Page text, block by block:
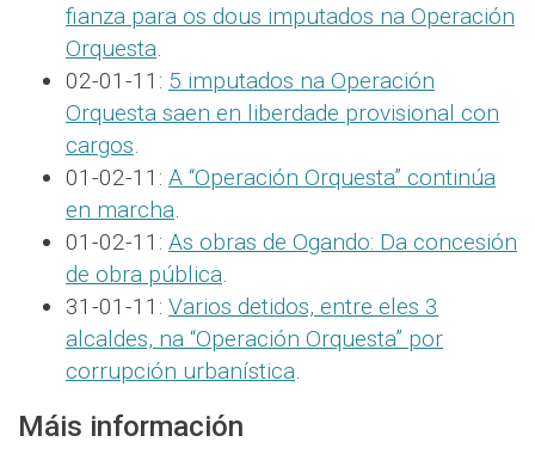
fianza para os dous imputados na Operación
Orquesta.
02-01-11: 5 imputados na Operación
Orquesta saen en liberdade provisional con
cargos.
01-02-11: A “Operación Orquesta” continúa
en marcha.
01-02-11: As obras de Ogando: Da concesión
de obra pública.
31-01-11: Varios detidos, entre eles 3
alcaldes, na “Operación Orquesta” por
corrupción urbanística.
Máis información